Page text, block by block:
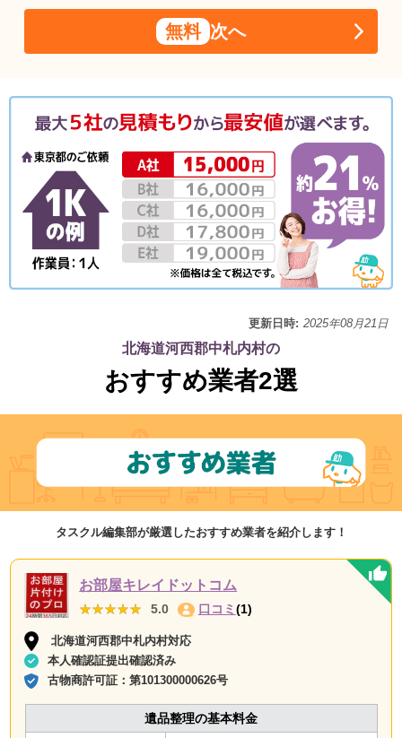
無料 次へ
更新日時: 2025年08月21日
北海道河西郡中札内村の
おすすめ業者2選
タスクル編集部が厳選したおすすめ業者を紹介します！
お部屋キレイドットコム
★★★★★
★★★★★ 5.0 口コミ (1)
北海道河西郡中札内村対応
本人確認証提出確認済み
古物商許可証：第101300000626号
遺品整理の基本料金